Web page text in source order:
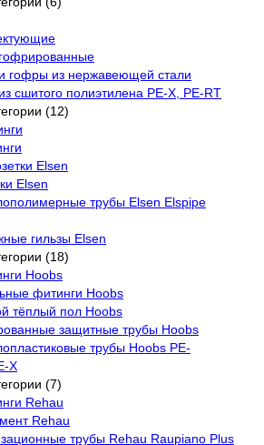
гофры из нержавеющей стали
сшитого полиэтилена PE-X, PE-RT
(12)
Elsen
Elsen
трубы Elsen Elspipe
гильзы Elsen
(18)
Hoobs
фитинги Hoobs
тёплый пол Hoobs
защитные трубы Hoobs
трубы Hoobs PE-
X
(7)
Rehau
Rehau
трубы Rehau Raupiano Plus